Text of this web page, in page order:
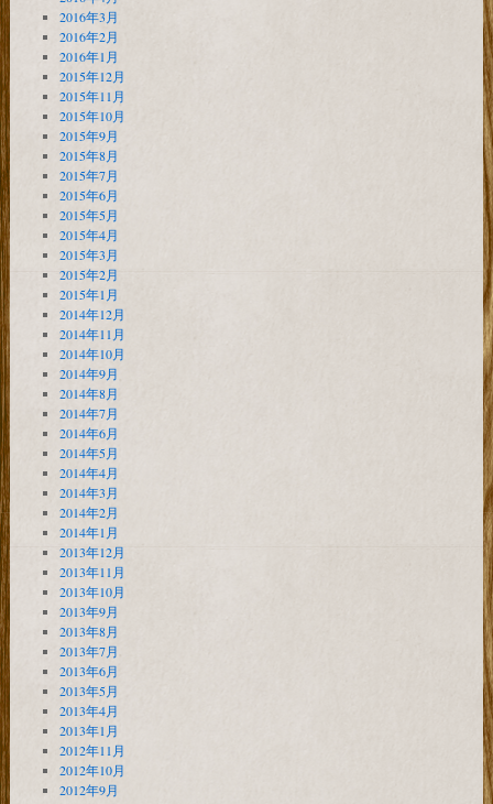
2016年3月
2016年2月
2016年1月
2015年12月
2015年11月
2015年10月
2015年9月
2015年8月
2015年7月
2015年6月
2015年5月
2015年4月
2015年3月
2015年2月
2015年1月
2014年12月
2014年11月
2014年10月
2014年9月
2014年8月
2014年7月
2014年6月
2014年5月
2014年4月
2014年3月
2014年2月
2014年1月
2013年12月
2013年11月
2013年10月
2013年9月
2013年8月
2013年7月
2013年6月
2013年5月
2013年4月
2013年1月
2012年11月
2012年10月
2012年9月